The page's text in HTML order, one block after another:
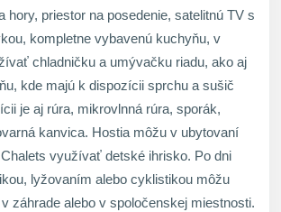
hory, priestor na posedenie, satelitnú TV s
kompletne vybavenú kuchyňu, v
chladničku a umývačku riadu, ako aj
kde majú k dispozícii sprchu a sušič
je aj rúra, mikrovlnná rúra, sporák,
kanvica. Hostia môžu v ubytovaní
využívať detské ihrisko. Po dni
lyžovaním alebo cyklistikou môžu
záhrade alebo v spoločenskej miestnosti.